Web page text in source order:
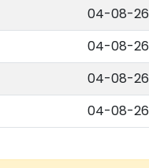
04-08-26
04-08-26
04-08-26
04-08-26